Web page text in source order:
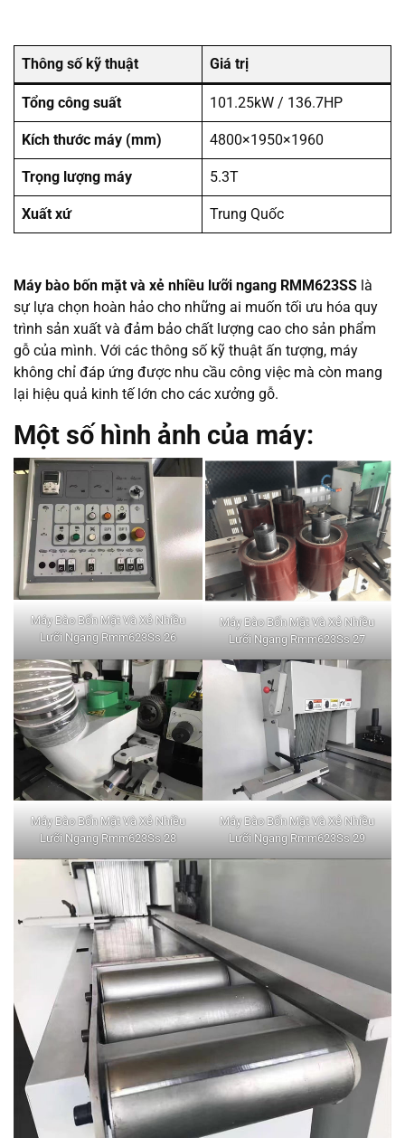
Thông số kỹ thuật Giá trị
Tổng công suất 101.25kW / 136.7HP
Kích thước máy (mm) 4800×1950×1960
Trọng lượng máy 5.3T
Xuất xứ Trung Quốc
Máy bào bốn mặt và xẻ nhiều lưỡi ngang RMM623SS là
sự lựa chọn hoàn hảo cho những ai muốn tối ưu hóa quy
trình sản xuất và đảm bảo chất lượng cao cho sản phẩm
gỗ của mình. Với các thông số kỹ thuật ấn tượng, máy
không chỉ đáp ứng được nhu cầu công việc mà còn mang
lại hiệu quả kinh tế lớn cho các xưởng gỗ.
Một số hình ảnh của máy:
Máy Bào Bốn Mặt Và Xẻ Nhiều
Lưỡi Ngang Rmm623Ss 26
Máy Bào Bốn Mặt Và Xẻ Nhiều
Lưỡi Ngang Rmm623Ss 27
Máy Bào Bốn Mặt Và Xẻ Nhiều
Lưỡi Ngang Rmm623Ss 28
Máy Bào Bốn Mặt Và Xẻ Nhiều
Lưỡi Ngang Rmm623Ss 29